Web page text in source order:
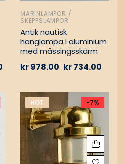
MARINLAMPOR /
SKEPPSLAMPOR
Antik nautisk
hänglampa i aluminium
med mässingsskärm
kr978.00 kr734.00
HOT -7%